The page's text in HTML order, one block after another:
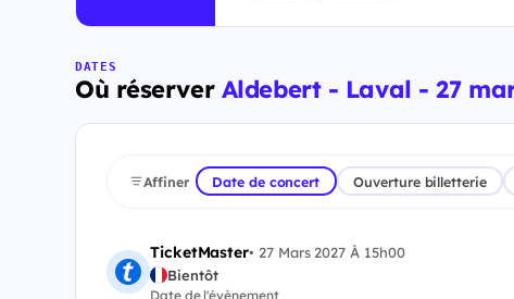
DATES
Où réserver Aldebert - Laval - 27
Affiner Date de concert Ouverture billetterie
TicketMaster• 27 Mars 2027 À 15h00
Bientôt
Date de l'évènement